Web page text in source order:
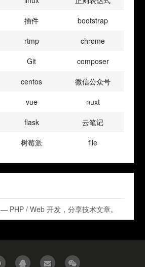
插件
bootstrap
rtmp
chrome
Git
composer
centos
微信公众号
vue
nuxt
flask
云笔记
树莓派 file
— PHP / Web 开发，分享技术文章。